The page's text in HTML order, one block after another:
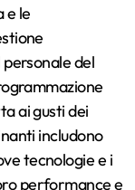
e le
del
ai gusti dei
includono
tecnologie e i
performance e